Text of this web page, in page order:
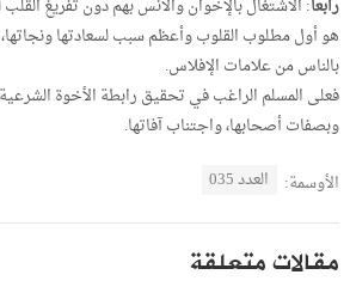
رابعا: الاشتغال بالإخوان والأنس بهم دون تفريغ القلب
هو أول مطلوب القلوب وأعظم سبب لسعادتها
بالناس من علامات الإفلاس.
فعلى المسلم الراغب في تحقيق رابطة الأخوة الشرعية
وبصفات أصحابها، واجتناب آفاتها.
الأوسمة: العدد 035
مقالات متعلقة